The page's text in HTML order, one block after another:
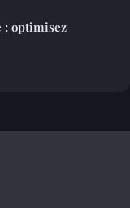
: optimisez